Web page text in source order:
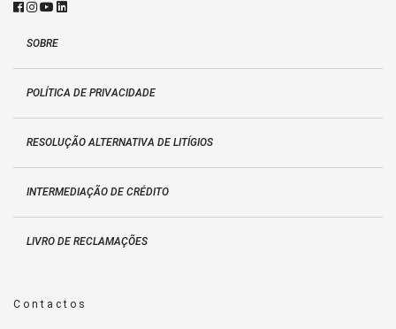
SOBRE
POLÍTICA DE PRIVACIDADE
RESOLUÇÃO ALTERNATIVA DE LITÍGIOS
INTERMEDIAÇÃO DE CRÉDITO
LIVRO DE RECLAMAÇÕES
Contactos